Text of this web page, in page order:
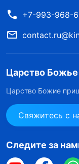
+7-993-968-
Царство
Царство Божие
Свяжитесь с
Следите за